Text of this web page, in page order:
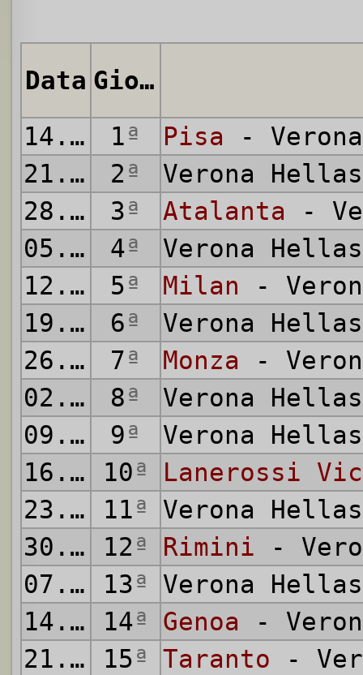
Data
Giornata
14.09.1980
1ª Pisa -
21.09.1980
2ª
Verona
28.09.1980
3ª Atalanta -
05.10.1980
4ª
Verona
12.10.1980
5ª Milan -
19.10.1980
6ª
Verona
26.10.1980
7ª Monza -
02.11.1980
8ª
Verona
09.11.1980
9ª
Verona
16.11.1980
10ª
Lanerossi
23.11.1980
11ª
Verona
30.11.1980
12ª Rimini -
07.12.1980
13ª
Verona
14.12.1980
14ª Genoa -
21.12.1980
15ª Taranto -